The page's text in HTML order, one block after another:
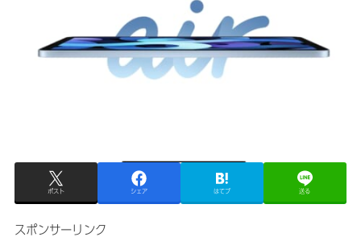
ポスト シェア はてブ 送る
スポンサーリンク